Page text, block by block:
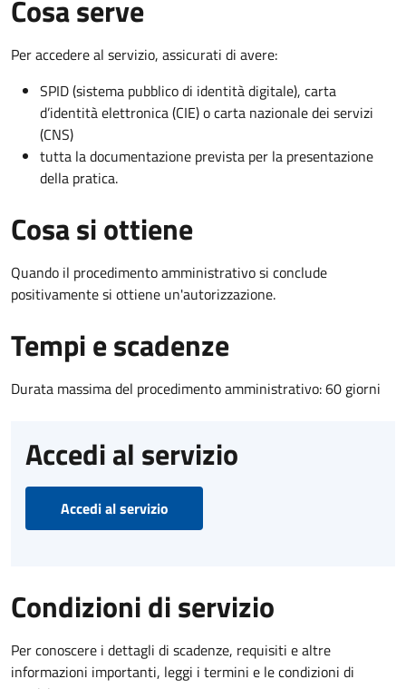
Cosa serve
Per accedere al servizio, assicurati di avere:
SPID (sistema pubblico di identità digitale), carta
d’identità elettronica (CIE) o carta nazionale dei servizi
(CNS)
tutta la documentazione prevista per la presentazione
della pratica.
Cosa si ottiene
Quando il procedimento amministrativo si conclude
positivamente si ottiene un'autorizzazione.
Tempi e scadenze
Durata massima del procedimento amministrativo: 60 giorni
Accedi al servizio
Accedi al servizio
Condizioni di servizio
Per conoscere i dettagli di scadenze, requisiti e altre
informazioni importanti, leggi i termini e le condizioni di